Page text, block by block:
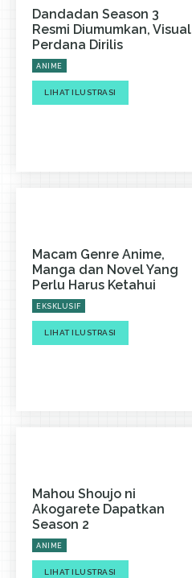
Dandadan Season 3
Resmi Diumumkan, Visual
Perdana Dirilis
ANIME
LIHAT ILUSTRASI
Macam Genre Anime,
Manga dan Novel Yang
Perlu Harus Ketahui
EKSKLUSIF
LIHAT ILUSTRASI
Mahou Shoujo ni
Akogarete Dapatkan
Season 2
ANIME
LIHAT ILUSTRASI